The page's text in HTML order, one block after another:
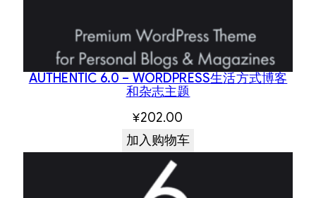
AUTHENTIC 6.0 – WORDPRESS生活方式博客
和杂志主题
¥202.00
加入购物车